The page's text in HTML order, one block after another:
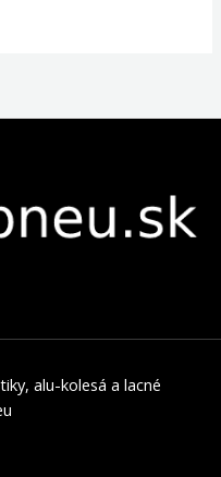
alu-kolesá a lacné